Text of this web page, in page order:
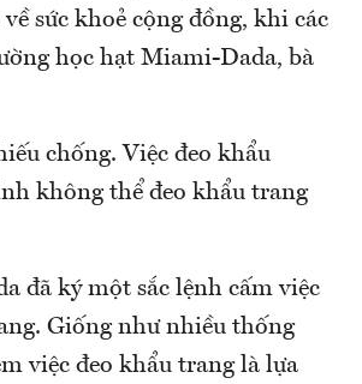
sức khoẻ cộng đồng, khi các
học hạt Miami-Dada, bà
chống. Việc đeo khẩu
không thể đeo khẩu trang
đã ký một sắc lệnh cấm việc
Giống như nhiều thống
việc đeo khẩu trang là lựa